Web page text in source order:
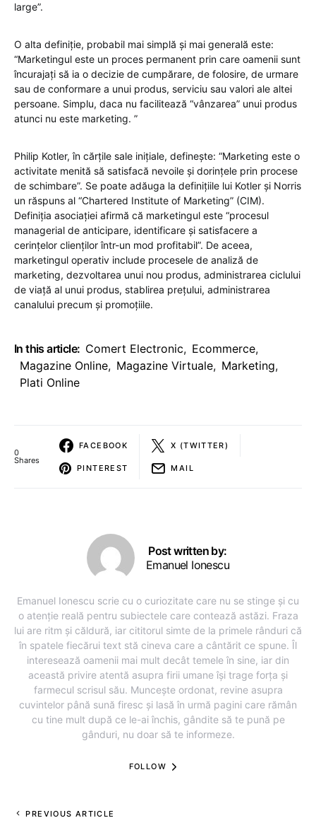
large”.
O alta definiție, probabil mai simplă și mai generală este:
“Marketingul este un proces permanent prin care oamenii sunt
încurajați să ia o decizie de cumpărare, de folosire, de urmare
sau de conformare a unui produs, serviciu sau valori ale altei
persoane. Simplu, daca nu facilitează “vânzarea” unui produs
atunci nu este marketing. ”
Philip Kotler, în cărțile sale inițiale, definește: “Marketing este o
activitate menită să satisfacă nevoile și dorințele prin procese
de schimbare”. Se poate adăuga la definițiile lui Kotler și Norris
un răspuns al “Chartered Institute of Marketing” (CIM).
Definiția asociației afirmă că marketingul este “procesul
managerial de anticipare, identificare și satisfacere a
cerințelor clienților într-un mod profitabil”. De aceea,
marketingul operativ include procesele de analiză de
marketing, dezvoltarea unui nou produs, administrarea ciclului
de viață al unui produs, stablirea prețului, administrarea
canalului precum și promoțiile.
In this article: Comert Electronic, Ecommerce,
Magazine Online, Magazine Virtuale, Marketing,
Plati Online
0
Shares
FACEBOOK X (TWITTER)
PINTEREST MAIL
Post written by:
Emanuel Ionescu
Emanuel Ionescu scrie cu o curiozitate care nu se stinge și cu
o atenție reală pentru subiectele care contează astăzi. Fraza
lui are ritm și căldură, iar cititorul simte de la primele rânduri că
în spatele fiecărui text stă cineva care a cântărit ce spune. Îl
interesează oamenii mai mult decât temele în sine, iar din
această privire atentă asupra firii umane își trage forța și
farmecul scrisul său. Muncește ordonat, revine asupra
cuvintelor până sună firesc și lasă în urmă pagini care rămân
cu tine mult după ce le-ai închis, gândite să te pună pe
gânduri, nu doar să te informeze.
FOLLOW
PREVIOUS ARTICLE